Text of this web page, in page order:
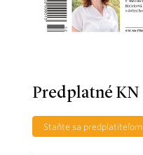
Predplatné KN
Staňte sa predplatiteľom